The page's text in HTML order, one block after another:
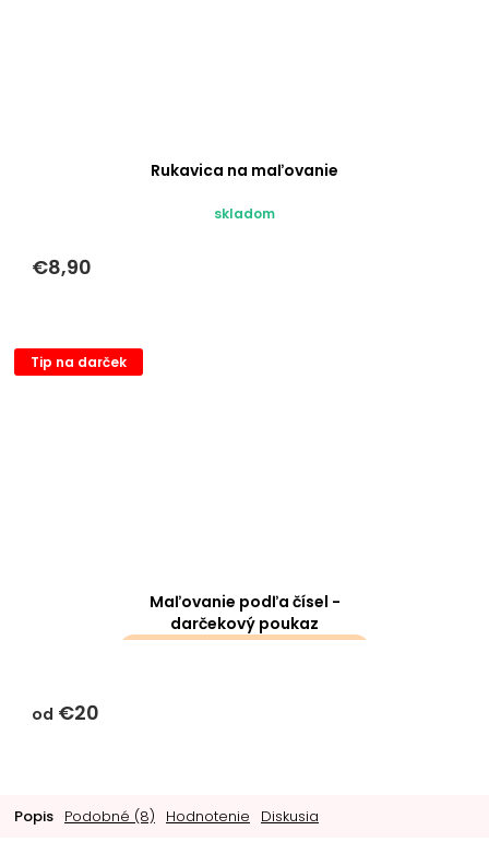
Rukavica na maľovanie
skladom
€8,90
Tip na darček
Maľovanie podľa čísel -
darčekový poukaz
od €20
Popis Podobné (8) Hodnotenie Diskusia